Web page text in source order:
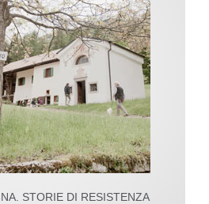
STORIE DI RESISTENZA